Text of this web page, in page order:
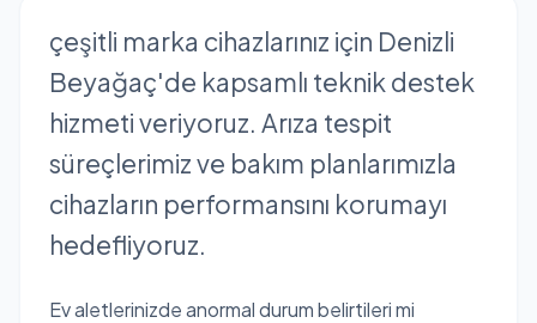
çeşitli marka cihazlarınız için Denizli
Beyağaç'de kapsamlı teknik destek
hizmeti veriyoruz. Arıza tespit
süreçlerimiz ve bakım planlarımızla
cihazların performansını korumayı
hedefliyoruz.
Ev aletlerinizde anormal durum belirtileri mi